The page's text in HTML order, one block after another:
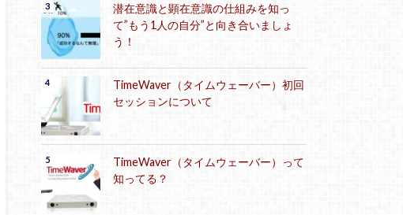
潜在意識と顕在意識の仕組みを知っ
て”もう1人の自分”と向き合いましょ
う！
TimeWaver（タイムウェーバー）初回
セッションについて
TimeWaver（タイムウェーバー）って
知ってる？